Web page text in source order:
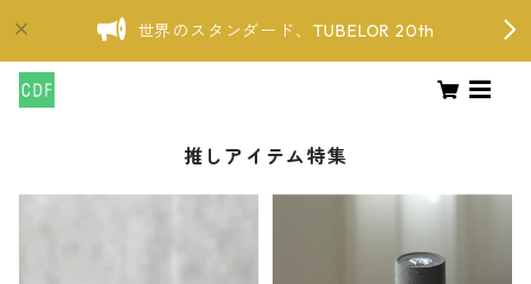
世界のスタンダード、TUBELOR 20th
推しアイテム特集